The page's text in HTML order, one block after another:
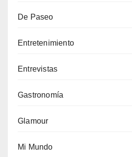
De Paseo
Entretenimiento
Entrevistas
Gastronomía
Glamour
Mi Mundo